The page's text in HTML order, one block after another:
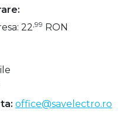
22,99 RON
office@savelectro.ro